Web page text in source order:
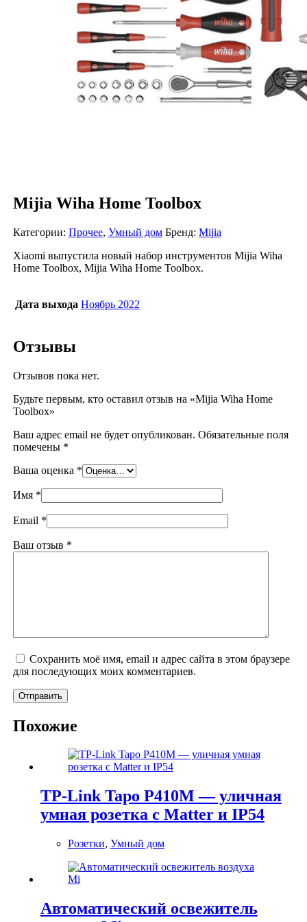
Mijia Wiha Home Toolbox
Категории: Прочее, Умный дом Бренд: Mijia
Xiaomi выпустила новый набор инструментов Mijia Wiha
Home Toolbox, Mijia Wiha Home Toolbox.
Дата выхода Ноябрь 2022
Отзывы
Отзывов пока нет.
Будьте первым, кто оставил отзыв на «Mijia Wiha Home
Toolbox»
Ваш адрес email не будет опубликован. Обязательные поля
помечены *
Ваша оценка *
Имя*
Email *
Ваш отзыв *
Сохранить моё имя, email и адрес сайта в этом браузере
для последующих моих комментариев.
Отправить
Похожие
TP-Link Tapo P410M — уличная
умная розетка с Matter и IP54
Розетки, Умный дом
Автоматический освежитель